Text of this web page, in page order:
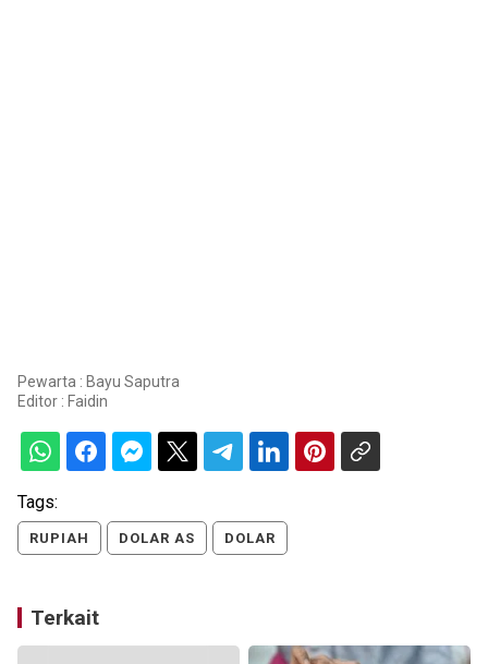
Pewarta : Bayu Saputra
Editor : Faidin
Tags:
RUPIAH DOLAR AS DOLAR
Terkait